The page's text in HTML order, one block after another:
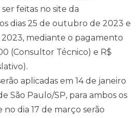
feitas no site da
dias 25 de outubro de 2023 e
mediante o pagamento
(Consultor Técnico) e R$
aplicadas em 14 de janeiro
São Paulo/SP, para ambos os
no dia 17 de março serão